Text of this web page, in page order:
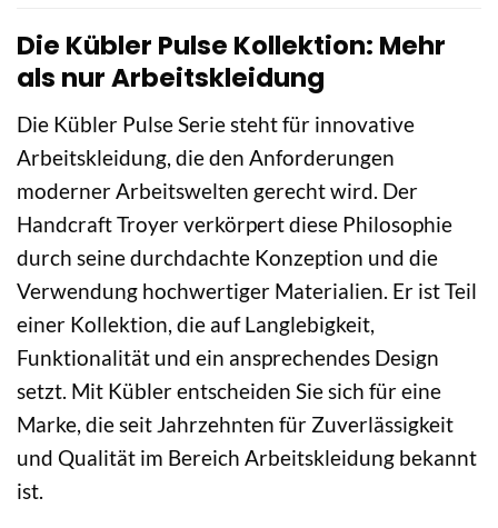
Die Kübler Pulse Kollektion: Mehr
als nur Arbeitskleidung
Die Kübler Pulse Serie steht für innovative
Arbeitskleidung, die den Anforderungen
moderner Arbeitswelten gerecht wird. Der
Handcraft Troyer verkörpert diese Philosophie
durch seine durchdachte Konzeption und die
Verwendung hochwertiger Materialien. Er ist Teil
einer Kollektion, die auf Langlebigkeit,
Funktionalität und ein ansprechendes Design
setzt. Mit Kübler entscheiden Sie sich für eine
Marke, die seit Jahrzehnten für Zuverlässigkeit
und Qualität im Bereich Arbeitskleidung bekannt
ist.